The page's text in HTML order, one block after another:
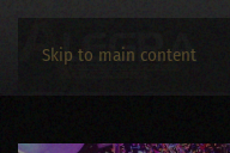
Skip to main content